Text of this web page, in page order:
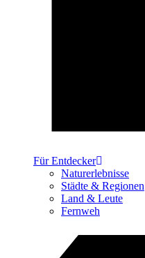
Für Entdecker
Naturerlebnisse
Städte & Regionen
Land & Leute
Fernweh